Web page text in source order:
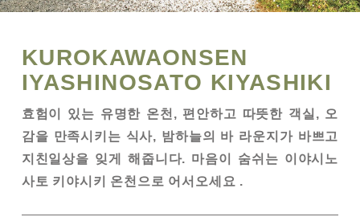
KUROKAWAONSEN
IYASHINOSATO KIYASHIKI
효험이 있는 유명한 온천, 편안하고 따뜻한 객실, 오
감을 만족시키는 식사, 밤하늘의 바 라운지가 바쁘고
지친일상을 잊게 해줍니다. 마음이 숨쉬는 이야시노
사토 키야시키 온천으로 어서오세요 .